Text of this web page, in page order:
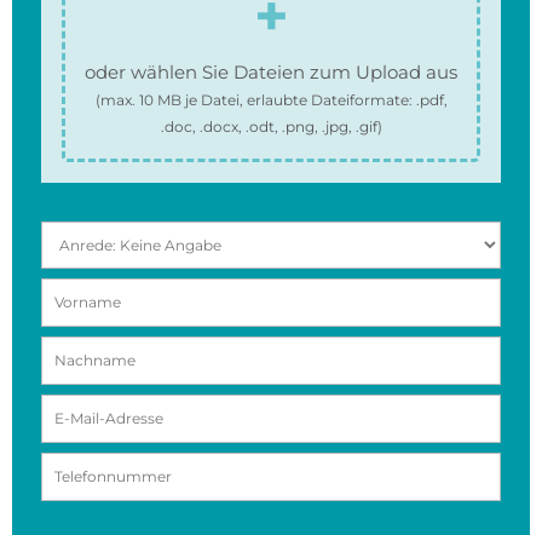
oder wählen Sie Dateien zum Upload aus
(max. 10 MBje Datei, erlaubte Dateiformate: .pdf,
.doc, .docx, .odt, .png, .jpg, .gif)